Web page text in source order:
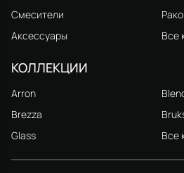
Смесители
Аксессуары
Все
КОЛЛЕКЦИИ
Arron
Brezza
Glass
Все